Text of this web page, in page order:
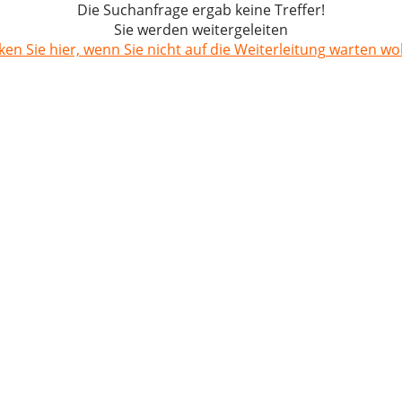
Die Suchanfrage ergab keine Treffer!
Sie werden weitergeleiten
Sie hier, wenn Sie nicht auf die Weiterleitung warten